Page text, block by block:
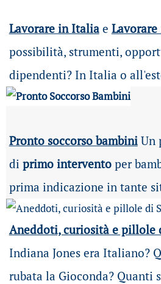
Lavorare in Italia e
possibilità, strumenti,
dipendenti? In Italia o
Pronto soccorso bambiniUn
di primo interventoper
prima indicazione in tante
Aneddoti, curiosità e pillole
Indiana Jones era Italiano?
rubata la Gioconda? Quanti